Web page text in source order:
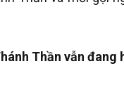
Thần vẫn đang